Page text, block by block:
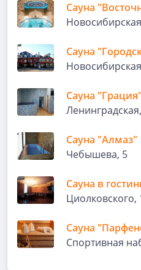
Сауна
Сауна
Сауна "Грация"
Сауна "Алмаз"
Чебышева, 5
Сауна в
Циолковского,
Сауна
Спортивная